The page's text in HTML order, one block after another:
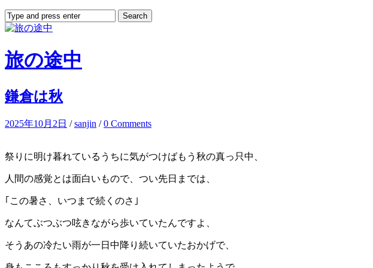
旅の途中
鎌倉は秋
2025年10月2日 /sanjin /0 Comments
祭りに明け暮れているうちに気がつけばもう秋の真っ只中、
人間の感覚とは面白いもので、つい先日までは、
｢この暑さ、いつまで続くのさ｣
なんてぶつぶつ呟きながら歩いていたんですよ、
そうあの冷たい雨が一日中降り続いていたおかげで、